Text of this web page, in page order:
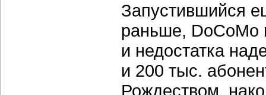
Запустившийся
раньше, DoCoMo
и недостатка
и 200 тыс.
Рождеством,